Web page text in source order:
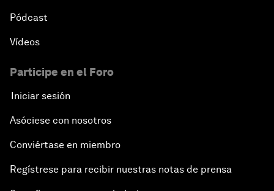
Pódcast
Vídeos
Participe en el Foro
Iniciar sesión
Asóciese con nosotros
Conviértase en miembro
Regístrese para recibir nuestras notas de prensa